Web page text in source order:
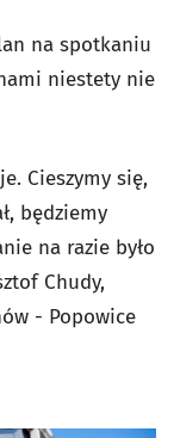
na spotkaniu
niestety nie
Cieszymy się,
będziemy
na razie było
Chudy,
- Popowice